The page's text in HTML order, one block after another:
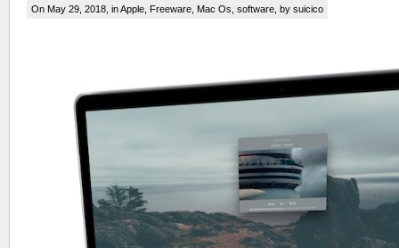
On May 29, 2018, inApple Freeware Mac Os software , by suicico